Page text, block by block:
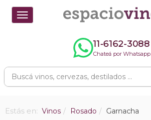
Toggle
navigation
11-6162-3088
Chateá por Whatsapp
Estás en: Vinos Rosado
Garnacha